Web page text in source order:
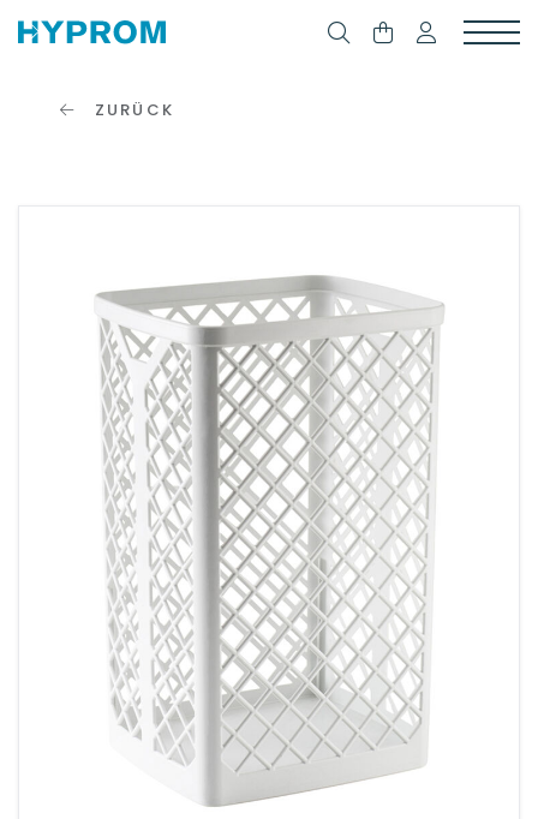
ZURÜCK
ANSCHLUSSFORM